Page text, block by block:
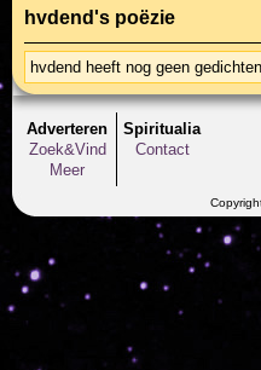
hvdend's poëzie
hvdend heeft nog geen
Adverteren
Zoek&Vind
Meer
Spiritualia
Contact